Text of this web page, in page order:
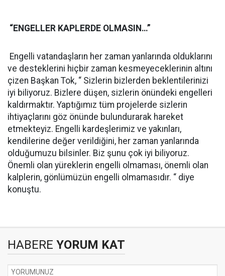
“ENGELLER KAPLERDE OLMASIN…”
Engelli vatandaşların her zaman yanlarında olduklarını
ve desteklerini hiçbir zaman kesmeyeceklerinin altını
çizen Başkan Tok, “ Sizlerin bizlerden beklentilerinizi
iyi biliyoruz. Bizlere düşen, sizlerin önündeki engelleri
kaldırmaktır. Yaptığımız tüm projelerde sizlerin
ihtiyaçlarını göz önünde bulundurarak hareket
etmekteyiz. Engelli kardeşlerimiz ve yakınları,
kendilerine değer verildiğini, her zaman yanlarında
olduğumuzu bilsinler. Biz şunu çok iyi biliyoruz.
Önemli olan yüreklerin engelli olmaması, önemli olan
kalplerin, gönlümüzün engelli olmamasıdır. “ diye
konuştu.
HABERE YORUM KAT